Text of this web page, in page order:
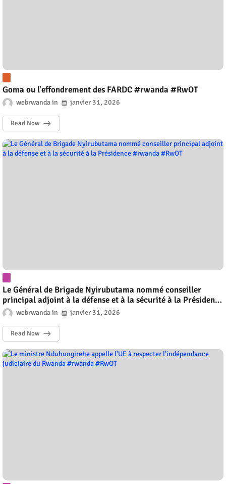
Goma ou l'effondrement des FARDC #rwanda #RwOT
webrwanda janvier 31, 2026
Read Now
Le Général de Brigade Nyirubutama nommé conseiller
principal adjoint à la défense et à la sécurité à la Présidence
#rwanda #RwOT
webrwanda janvier 31, 2026
Read Now